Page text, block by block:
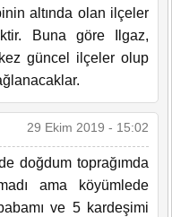
altında olan ilçeler
Buna göre Ilgaz,
güncel ilçeler olup
29 Ekim 2019 - 15:02
doğdum toprağımda
ama köyümlede
ve 5 kardeşimi